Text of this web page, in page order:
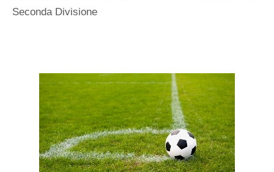
Seconda Divisione